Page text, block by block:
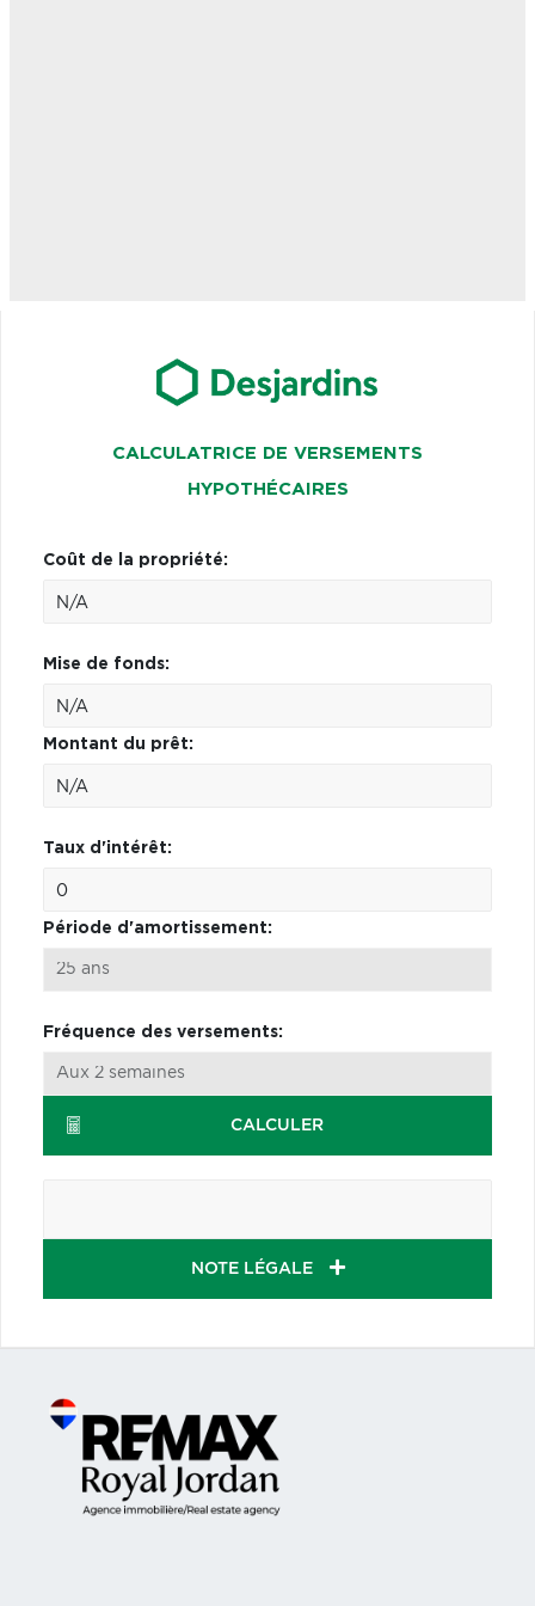
CALCULATRICE DE VERSEMENTS
HYPOTHÉCAIRES
Coût de la propriété:
Mise de fonds:
Montant du prêt:
Taux d'intérêt:
Période d'amortissement:
Fréquence des versements:
CALCULER
NOTE LÉGALE